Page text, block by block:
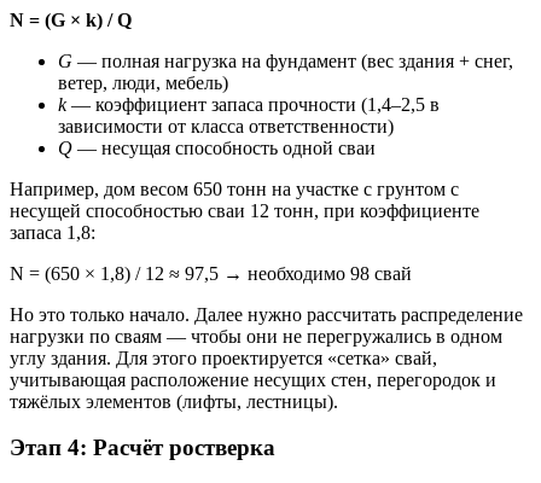
N = (G × k) / Q
G — полная нагрузка на фундамент (вес здания + снег,
ветер, люди, мебель)
k— коэффициент запаса прочности (1,4–2,5 в
зависимости от класса ответственности)
Q — несущая способность одной сваи
Например, дом весом 650 тонн на участке с грунтом с
несущей способностью сваи 12 тонн, при коэффициенте
запаса 1,8:
N = (650 × 1,8) / 12 ≈ 97,5 → необходимо 98 свай
Но это только начало. Далее нужно рассчитать распределение
нагрузки по сваям — чтобы они не перегружались в одном
углу здания. Для этого проектируется «сетка» свай,
учитывающая расположение несущих стен, перегородок и
тяжёлых элементов (лифты, лестницы).
Этап 4: Расчёт ростверка